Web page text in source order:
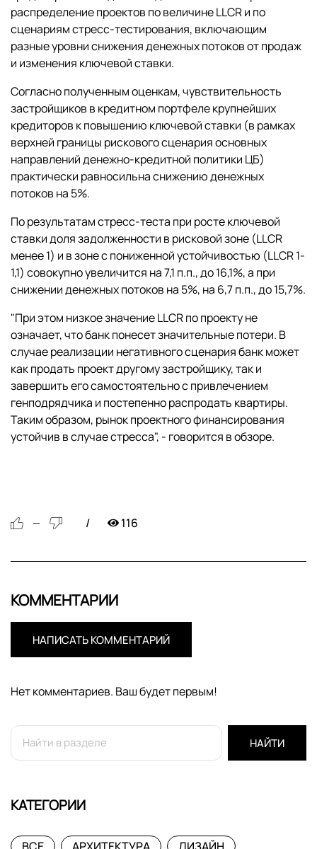
распределение проектов по величине LLCR и по
сценариям стресс-тестирования, включающим
разные уровни снижения денежных потоков от продаж
и изменения ключевой ставки.
Согласно полученным оценкам, чувствительность
застройщиков в кредитном портфеле крупнейших
кредиторов к повышению ключевой ставки (в рамках
верхней границы рискового сценария основных
направлений денежно-кредитной политики ЦБ)
практически равносильна снижению денежных
потоков на 5%.
По результатам стресс-теста при росте ключевой
ставки доля задолженности в рисковой зоне (LLCR
менее 1) и в зоне с пониженной устойчивостью (LLCR 1-
1,1) совокупно увеличится на 7,1 п.п., до 16,1%, а при
снижении денежных потоков на 5%, на 6,7 п.п., до 15,7%.
"При этом низкое значение LLCR по проекту не
означает, что банк понесет значительные потери. В
случае реализации негативного сценария банк может
как продать проект другому застройщику, так и
завершить его самостоятельно с привлечением
генподрядчика и постепенно распродать квартиры.
Таким образом, рынок проектного финансирования
устойчив в случае стресса", - говорится в обзоре.
— 116
КОММЕНТАРИИ
НАПИСАТЬ КОММЕНТАРИЙ
Нет комментариев. Ваш будет первым!
НАЙТИ
КАТЕГОРИИ